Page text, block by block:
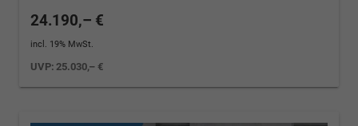
24.190,– €
incl. 19% MwSt.
UVP:25.030,– €